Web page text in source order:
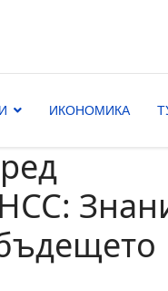
ИКОНОМИКА